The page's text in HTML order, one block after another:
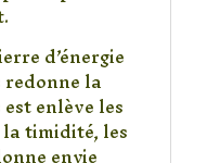
d’énergie
la
enlève les
timidité, les